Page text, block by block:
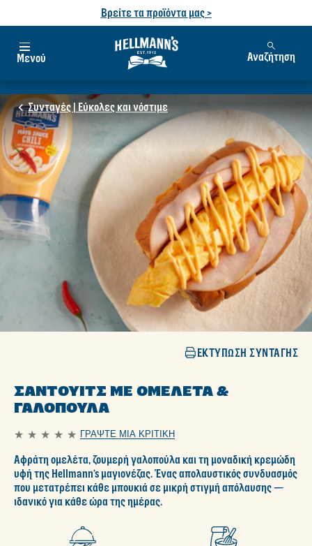
Βρείτε τα προϊόντα μας >
Μενού Αναζήτηση
Συνταγές | Εύκολες και νόστιμε
ΕΚΤΎΠΩΣΗ ΣΥΝΤΑΓΉΣ
ΣΆΝΤΟΥΙΤΣ ΜΕ ΟΜΕΛΈΤΑ &
ΓΑΛΟΠΟΎΛΑ
Δεν
αξιολογήσεις
για
αυτό
το
recipe
ΓΡΆΨΤΕ ΜΙΑ ΚΡΙΤΙΚΉ
Aφράτη ομελέτα, ζουμερή γαλοπούλα και τη μοναδική κρεμώδη
υφή της Hellmann’s μαγιονέζας. Ένας απολαυστικός συνδυασμός
που μετατρέπει κάθε μπουκιά σε μικρή στιγμή απόλαυσης —
ιδανικό για κάθε ώρα της ημέρας.